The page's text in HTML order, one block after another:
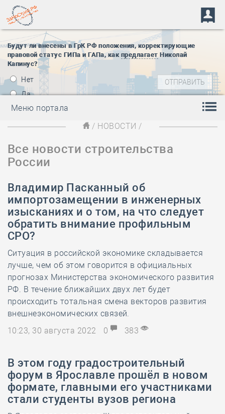
Будут ли внесены в ГрК РФ положения, корректирующие
правовой статус ГИПа и ГАПа, как предлагает Николай
Капинус?
Нет
Да
Меню портала
/ НОВОСТИ /
Все новости строительства
России
Владимир Пасканный об
импортозамещении в инженерных
изысканиях и о том, на что следует
обратить внимание профильным
СРО?
Ситуация в российской экономике складывается
лучше, чем об этом говорится в официальных
прогнозах Министерства экономического развития
РФ. В течение ближайших двух лет будет
происходить тотальная смена векторов развития
внешнеэкономических связей.
10:23, 30 августа 2022
0 383
В этом году градостроительный
форум в Ярославле прошёл в новом
формате, главными его участниками
стали студенты вузов региона